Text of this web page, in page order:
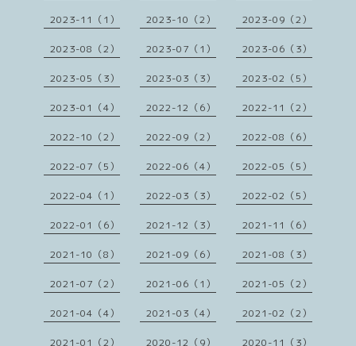
2023-11（1） 2023-10（2） 2023-09（2）
2023-08（2） 2023-07（1） 2023-06（3）
2023-05（3） 2023-03（3） 2023-02（5）
2023-01（4） 2022-12（6） 2022-11（2）
2022-10（2） 2022-09（2） 2022-08（6）
2022-07（5） 2022-06（4） 2022-05（5）
2022-04（1） 2022-03（3） 2022-02（5）
2022-01（6） 2021-12（3） 2021-11（6）
2021-10（8） 2021-09（6） 2021-08（3）
2021-07（2） 2021-06（1） 2021-05（2）
2021-04（4） 2021-03（4） 2021-02（2）
2021-01（2） 2020-12（9） 2020-11（3）